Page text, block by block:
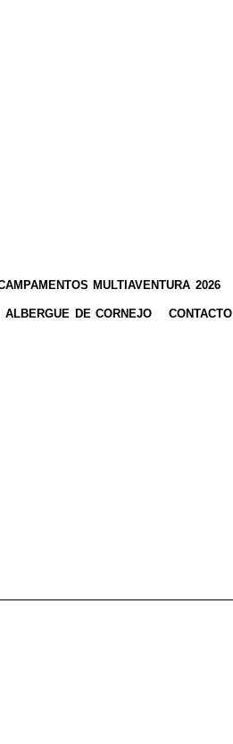
MULTIAVENTURA 2026
ALBERGUE DE CORNEJO CONTACTO